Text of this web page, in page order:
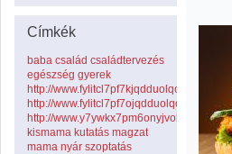
Címkék
baba család családtervezés
egészség gyerek
http://
http://
http://
kismama kutatás magzat
mama nyár szoptatás